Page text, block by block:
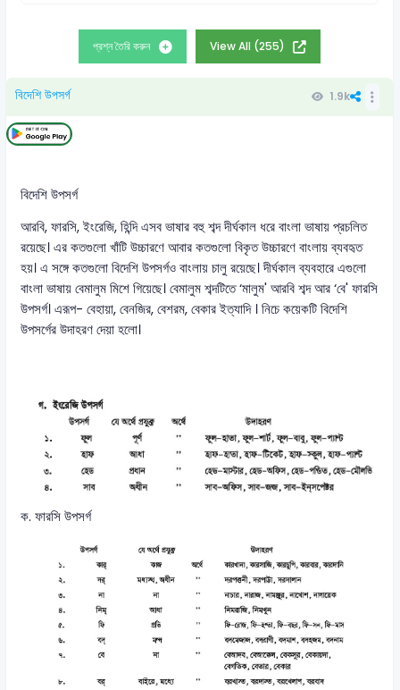
প্রশ্ন তৈরি করুন View All (255)
বিদেশি উপসর্গ 1.9k
বিদেশি উপসর্গ
আরবি, ফারসি, ইংরেজি, হিন্দি এসব ভাষার বহু শব্দ দীর্ঘকাল ধরে বাংলা ভাষায় প্রচলিত
রয়েছে। এর কতগুলো খাঁটি উচ্চারণে আবার কতগুলো বিকৃত উচ্চারণে বাংলায় ব্যবহৃত
হয়। এ সঙ্গে কতগুলো বিদেশি উপসর্গও বাংলায় চালু রয়েছে। দীর্ঘকাল ব্যবহারে এগুলো
বাংলা ভাষায় বেমালুম মিশে গিয়েছে। বেমালুম শব্দটিতে ‘মালুম' আরবি শব্দ আর ‘বে' ফারসি
উপসর্গ। এরূপ- বেহায়া, বেনজির, বেশরম, বেকার ইত্যাদি । নিচে কয়েকটি বিদেশি
উপসর্গের উদাহরণ দেয়া হলো।
ক. ফারসি উপসর্গ